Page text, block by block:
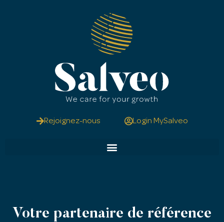
Rejoignez-nous Login MySalveo
Votre partenaire de référence